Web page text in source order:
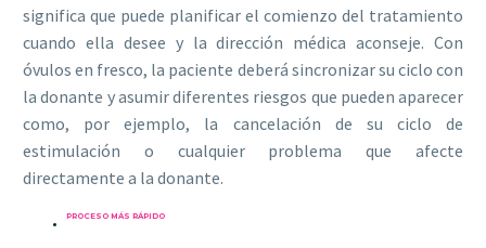
significa que puede planificar el comienzo del tratamiento
cuando ella desee y la dirección médica aconseje. Con
óvulos en fresco, la paciente deberá sincronizar su ciclo con
la donante y asumir diferentes riesgos que pueden aparecer
como, por ejemplo, la cancelación de su ciclo de
estimulación o cualquier problema que afecte
directamente a la donante.
PROCESO MÁS RÁPIDO